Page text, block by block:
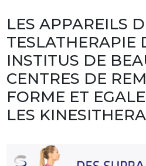
LES APPAREILS
TESLATHERAPIE
INSTITUS DE
CENTRES DE
FORME ET
LES